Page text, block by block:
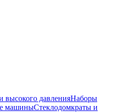
высокого давленияНаборы
машиныСтеклодомкраты и